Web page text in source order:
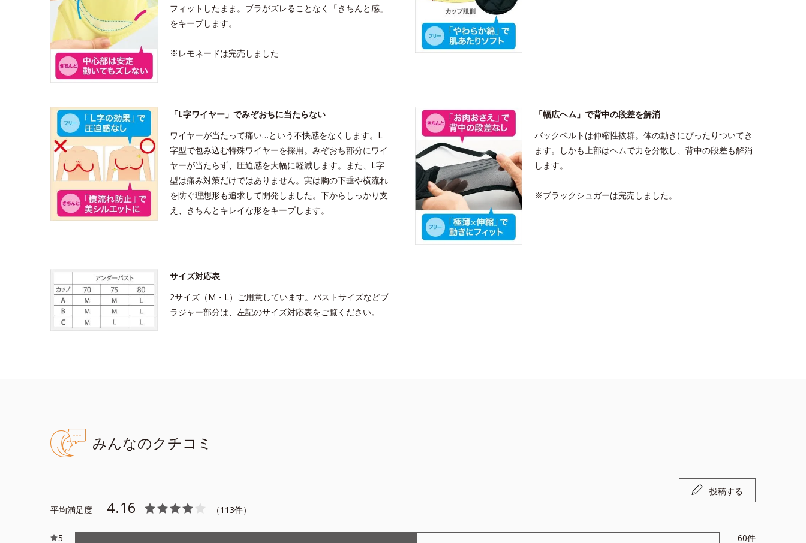
フィットしたまま。ブラがズレることなく「きちんと感」
をキープします。
※レモネードは完売しました
「L字ワイヤー」でみぞおちに当たらない
ワイヤーが当たって痛い…という不快感をなくします。L
字型で包み込む特殊ワイヤーを採用。みぞおち部分にワイ
ヤーが当たらず、圧迫感を大幅に軽減します。また、L字
型は痛み対策だけではありません。実は胸の下垂や横流れ
を防ぐ理想形も追求して開発しました。下からしっかり支
え、きちんとキレイな形をキープします。
「幅広ヘム」で背中の段差を解消
バックベルトは伸縮性抜群。体の動きにぴったりついてき
ます。しかも上部はヘムで力を分散し、背中の段差も解消
します。
※ブラックシュガーは完売しました。
サイズ対応表
2サイズ（M・L）ご用意しています。バストサイズなどブ
ラジャー部分は、左記のサイズ対応表をご覧ください。
みんなのクチコミ
平均満足度 4.16 （113件）
5 60件
投稿する